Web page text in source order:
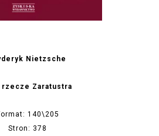
Nietzsche
rzecze Zaratustra
140\205
Stron: 378